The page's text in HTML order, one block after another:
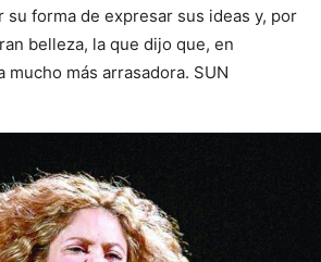
su forma de expresar sus ideas y, por
belleza, la que dijo que, en
mucho más arrasadora. SUN